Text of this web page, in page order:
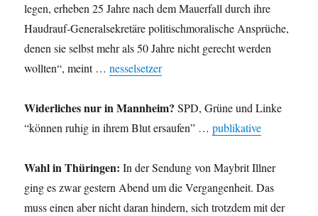
legen, erheben 25 Jahre nach dem Mauerfall durch ihre
Haudrauf-Generalsekretäre politischmoralische Ansprüche,
denen sie selbst mehr als 50 Jahre nicht gerecht werden
wollten“, meint …nesselsetzer
Widerliches nur in Mannheim? SPD, Grüne und Linke
“können ruhig in ihrem Blut ersaufen” …publikative
Wahl in Thüringen: In der Sendung von Maybrit Illner
ging es zwar gestern Abend um die Vergangenheit. Das
muss einen aber nicht daran hindern, sich trotzdem mit der